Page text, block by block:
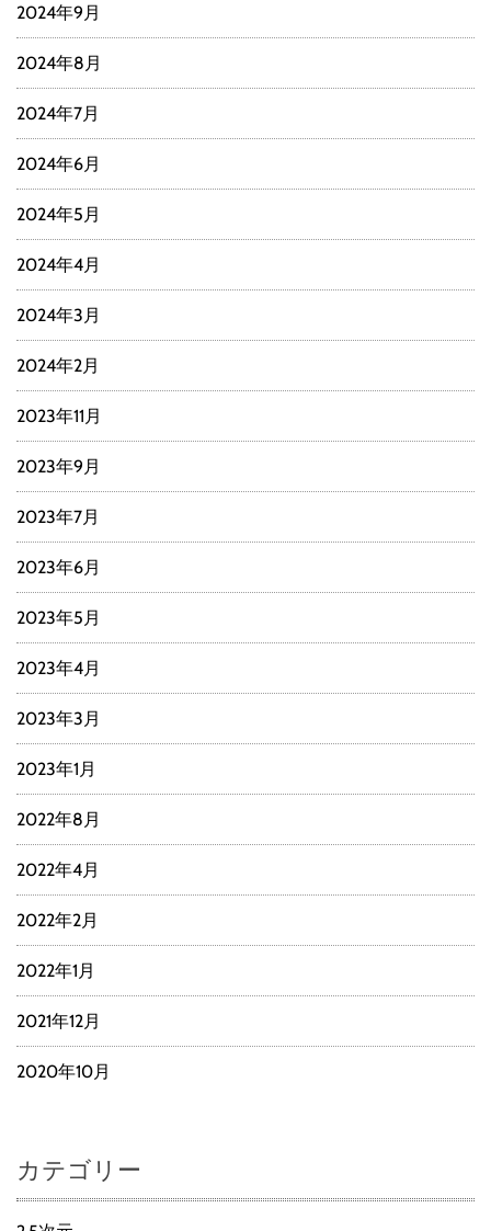
2024年9月
2024年8月
2024年7月
2024年6月
2024年5月
2024年4月
2024年3月
2024年2月
2023年11月
2023年9月
2023年7月
2023年6月
2023年5月
2023年4月
2023年3月
2023年1月
2022年8月
2022年4月
2022年2月
2022年1月
2021年12月
2020年10月
カテゴリー